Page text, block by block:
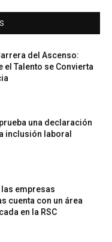
del Ascenso:
el Talento se Convierta
una declaración
inclusión laboral
las empresas
cuenta con un área
en la RSC